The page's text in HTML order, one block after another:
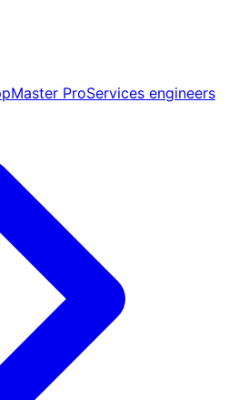
ProServices engineers